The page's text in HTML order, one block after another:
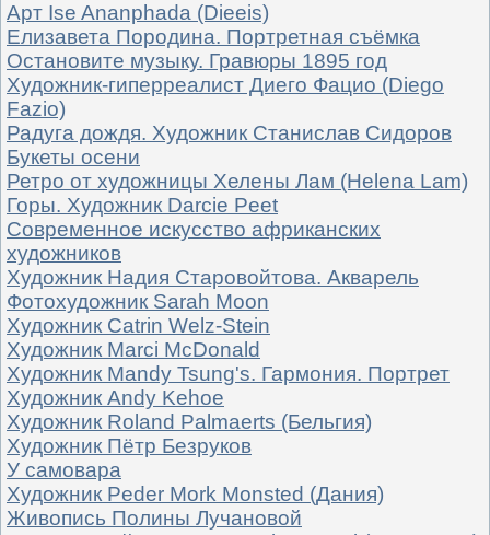
Арт Ise Ananphada (Dieeis)
Елизавета Породина. Портретная съёмка
Остановите музыку. Гравюры 1895 год
Художник-гиперреалист Диего Фацио (Diego
Fazio)
Радуга дождя. Художник Станислав Сидоров
Букеты осени
Ретро от художницы Хелены Лам (Helena Lam)
Горы. Художник Darcie Peet
Современное искусство африканских
художников
Художник Надия Старовойтова. Акварель
Фотохудожник Sarah Moon
Художник Catrin Welz-Stein
Художник Marci McDonald
Художник Mandy Tsung's. Гармония. Портрет
Художник Andy Kehoe
Художник Roland Palmaerts (Бельгия)
Художник Пётр Безруков
У самовара
Художник Peder Mork Monsted (Дания)
Живопись Полины Лучановой